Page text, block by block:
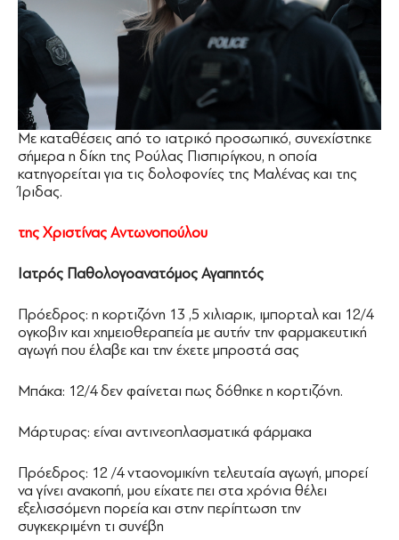
Με καταθέσεις από το ιατρικό προσωπικό, συνεχίστηκε
σήμερα η δίκη της Ρούλας Πισπιρίγκου, η οποία
κατηγορείται για τις δολοφονίες της Μαλένας και της
Ίριδας.
της Χριστίνας Αντωνοπούλου
Ιατρός Παθολογοανατόμος Αγαπητός
Πρόεδρος: η κορτιζόνη 13 ,5 χιλιαρικ, ιμπορταλ και 12/4
ογκοβιν και χημειοθεραπεία με αυτήν την φαρμακευτική
αγωγή που έλαβε και την έχετε μπροστά σας
Μπάκα: 12/4 δεν φαίνεται πως δόθηκε η κορτιζόνη.
Μάρτυρας: είναι αντινεοπλασματικά φάρμακα
Πρόεδρος: 12 /4 νταονομικίνη τελευταία αγωγή, μπορεί
να γίνει ανακοπή, μου είχατε πει στα χρόνια θέλει
εξελισσόμενη πορεία και στην περίπτωση την
συγκεκριμένη τι συνέβη